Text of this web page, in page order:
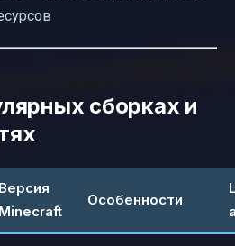
сборках и
Версия
Minecraft
Особенности